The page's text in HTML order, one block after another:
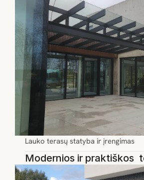
Lauko terasų statyba ir įrengimas
Modernios ir praktiškos